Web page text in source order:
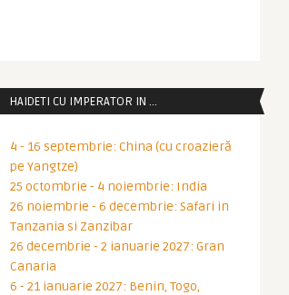
HAIDETI CU IMPERATOR IN …
4 - 16 septembrie: China (cu croazieră
pe Yangtze)
25 octombrie - 4 noiembrie: India
26 noiembrie - 6 decembrie: Safari in
Tanzania si Zanzibar
26 decembrie - 2 ianuarie 2027: Gran
Canaria
6 - 21 ianuarie 2027: Benin, Togo,